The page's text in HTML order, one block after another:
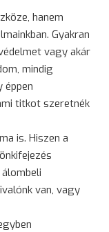
hanem
Gyakran
vagy akár
mindig
titkot szeretnék
is. Hiszen a
van, vagy